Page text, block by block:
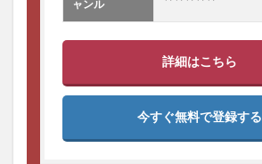
ャンル
詳細はこちら
今すぐ無料で登録する